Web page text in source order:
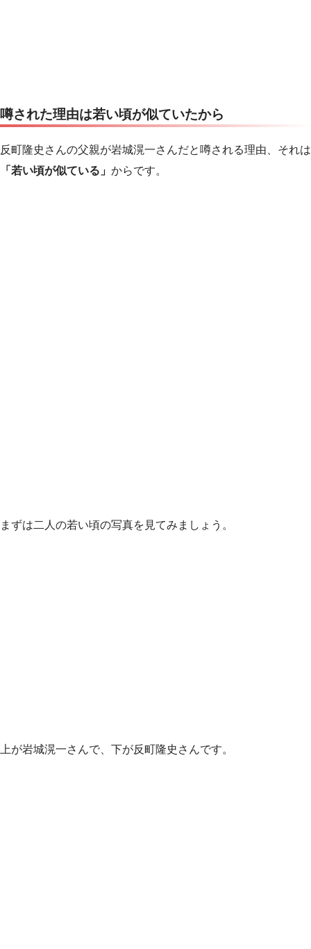
噂された理由は若い頃が似ていたから
反町隆史さんの父親が岩城滉一さんだと噂される理由、それは
「若い頃が似ている」 からです。
まずは二人の若い頃の写真を見てみましょう。
上が岩城滉一さんで、下が反町隆史さんです。